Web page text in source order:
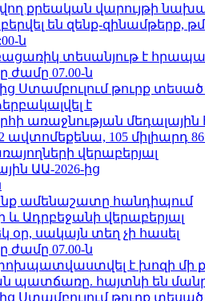
քրեական վարույթի
են զենք-զինամթերք,
ն
տեսանյութ է
ը ժամը 07.00-ն
թուրք տեսած
է
մեդալային
105 միլիարդ
վերաբերյալ
ԱԱ-2026-ից
ամենաշատը հանդիպում
Ադրբեջանի վերաբերյալ
օր, սակայն տեղ չի հասել
ը ժամը 07.00-ն
է խոզի մի
պատճառը. հայտնի են
թուրք տեսած